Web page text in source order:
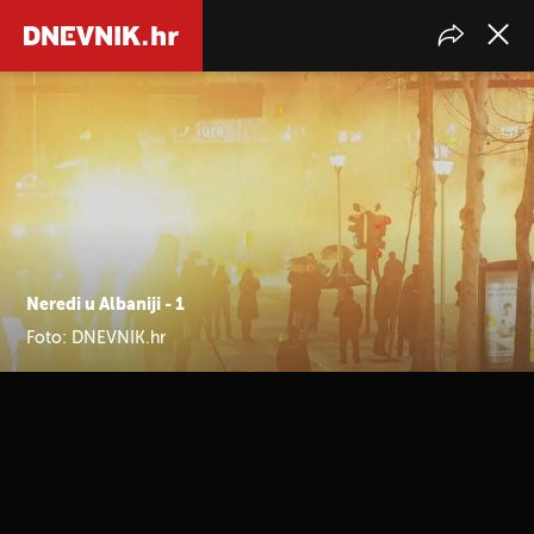
Neredi u Albaniji - 1
Foto: DNEVNIK.hr